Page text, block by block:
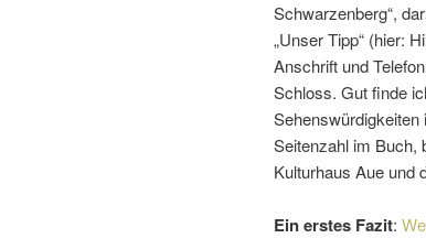
Schwarzenberg“,
„Unser Tipp“ (hier:
Anschrift und
Schloss. Gut finde
Seitenzahl im Buch,
Kulturhaus Aue und
Ein erstes Fazit: